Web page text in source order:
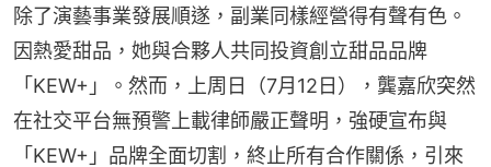
除了演藝事業發展順遂，副業同樣經營得有聲有色。
因熱愛甜品，她與合夥人共同投資創立甜品品牌
「KEW+」。然而，上周日（7月12日），龔嘉欣突然
在社交平台無預警上載律師嚴正聲明，強硬宣布與
「KEW+」品牌全面切割，終止所有合作關係，引來